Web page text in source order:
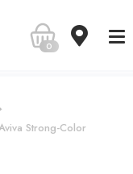
0
Strong-Color